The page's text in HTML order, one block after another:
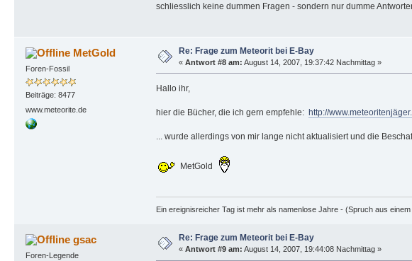
schliesslich keine dummen Fragen - sondern nur dumme
MetGold
Foren-Fossil
Beiträge: 8477
www.meteorite.de
Re: Frage zum Meteorit bei E-Bay
« Antwort #8 am: August 14, 2007, 19:37:42 Nachmittag »
Hallo ihr,
hier die Bücher, die ich gern empfehle: http://
... wurde allerdings von mir lange nicht aktualisiert und die
MetGold
Ein ereignisreicher Tag ist mehr als namenlose Jahre - (Spruch aus
gsac
Foren-Legende
Re: Frage zum Meteorit bei E-Bay
« Antwort #9 am: August 14, 2007, 19:44:08 Nachmittag »